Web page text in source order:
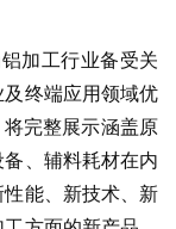
加工行业备受关
终端应用领域优
完整展示涵盖原
、辅料耗材在内
能、新技术、新